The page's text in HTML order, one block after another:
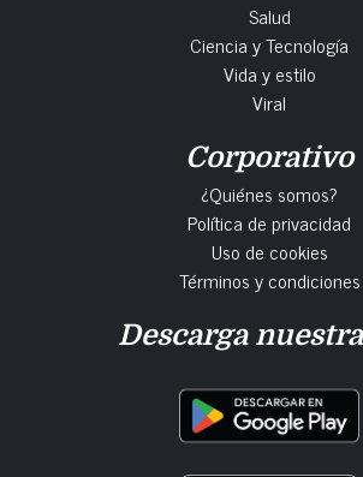
Salud
Ciencia y Tecnología
Vida y estilo
Viral
Corporativo
¿Quiénes somos?
Política de privacidad
Uso de cookies
Términos y condiciones
Descarga